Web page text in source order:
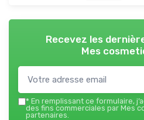
Recevez les
Mes
* En remplissant ce formulaire,
des fins commerciales par Mes
partenaires.